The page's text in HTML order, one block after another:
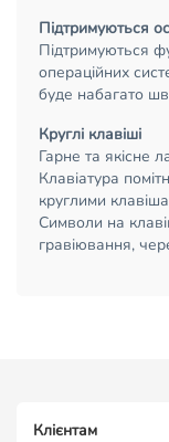
Підтримуються
Підтримуються
операційних
буде набагато
Круглі клавіші
Гарне та якісне
Клавіатура
круглими
Символи на
гравіювання,
Клієнтам